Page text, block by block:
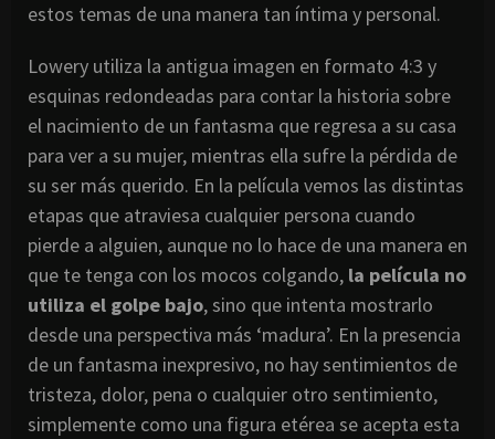
estos temas de una manera tan íntima y personal.
Lowery utiliza la antigua imagen en formato 4:3 y
esquinas redondeadas para contar la historia sobre
el nacimiento de un fantasma que regresa a su casa
para ver a su mujer, mientras ella sufre la pérdida de
su ser más querido. En la película vemos las distintas
etapas que atraviesa cualquier persona cuando
pierde a alguien, aunque no lo hace de una manera en
que te tenga con los mocos colgando, la película no
utiliza el golpe bajo, sino que intenta mostrarlo
desde una perspectiva más ‘madura’. En la presencia
de un fantasma inexpresivo, no hay sentimientos de
tristeza, dolor, pena o cualquier otro sentimiento,
simplemente como una figura etérea se acepta esta